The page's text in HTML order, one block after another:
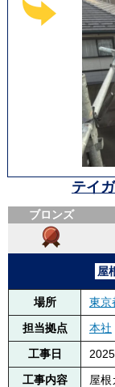
テイ
ブロンズ
屋
場所 東京
担当拠点
本社
工事日
工事内容
屋根